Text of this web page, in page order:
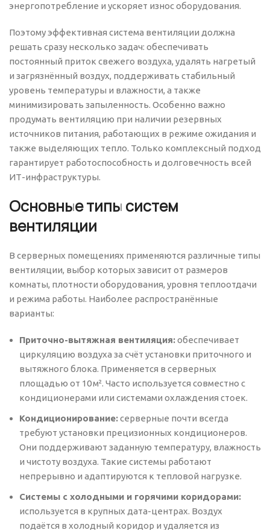
энергопотребление и ускоряет износ оборудования.
Поэтому эффективная система вентиляции должна
решать сразу несколько задач: обеспечивать
постоянный приток свежего воздуха, удалять нагретый
и загрязнённый воздух, поддерживать стабильный
уровень температуры и влажности, а также
минимизировать запыленность. Особенно важно
продумать вентиляцию при наличии резервных
источников питания, работающих в режиме ожидания и
также выделяющих тепло. Только комплексный подход
гарантирует работоспособность и долговечность всей
ИТ-инфраструктуры.
Основные типы систем
вентиляции
В серверных помещениях применяются различные типы
вентиляции, выбор которых зависит от размеров
комнаты, плотности оборудования, уровня теплоотдачи
и режима работы. Наиболее распространённые
варианты:
Приточно-вытяжная вентиляция:обеспечивает
циркуляцию воздуха за счёт установки приточного и
вытяжного блока. Применяется в серверных
площадью от 10 м². Часто используется совместно с
кондиционерами или системами охлаждения стоек.
Кондиционирование:серверные почти всегда
требуют установки прецизионных кондиционеров.
Они поддерживают заданную температуру, влажность
и чистоту воздуха. Такие системы работают
непрерывно и адаптируются к тепловой нагрузке.
Системы с холодными и горячими коридорами:
используется в крупных дата-центрах. Воздух
подаётся в холодный коридор и удаляется из